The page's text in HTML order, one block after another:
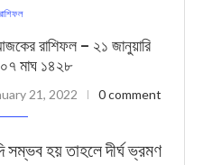
রাশিফল – ২১ জানুয়ারি
মাঘ ১৪২৮
21, 2022 0 comment
হয় তাহলে দীর্ঘ ভ্রমণ